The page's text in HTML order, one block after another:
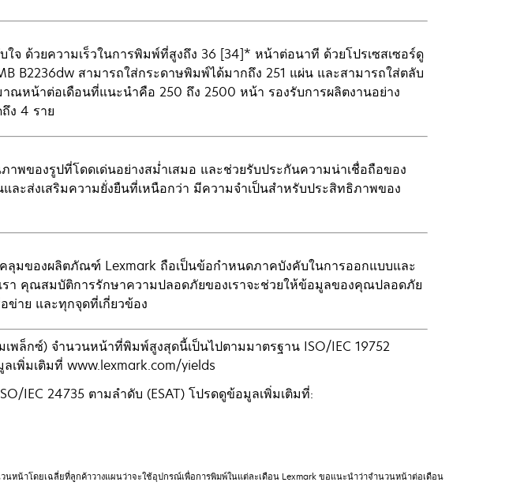
จ ด้วยความเร็วในการพิมพ์ที่สูงถึง 36 [34]* หน้าต่อนาที ด้วยโปรเซสเซอร์ดู
B2236dw สามารถใส่กระดาษพิมพ์ได้มากถึง 251 แผ่น และสามารถใส่ตลับ
หน้าต่อเดือนที่แนะนำคือ 250 ถึง 2500 หน้า รองรับการผลิตงานอย่าง
ง 4 ราย
พของรูปที่โดดเด่นอย่างสม่ำเสมอ และช่วยรับประกันความน่าเชื่อถือของ
ละส่งเสริมความยั่งยืนที่เหนือกว่า มีความจำเป็นสำหรับประสิทธิภาพของ
ลุมของผลิตภัณฑ์ Lexmark ถือเป็นข้อกำหนดภาคบังคับในการออกแบบและ
า คุณสมบัติการรักษาความปลอดภัยของเราจะช่วยให้ข้อมูลของคุณปลอดภัย
ข่าย และทุกจุดที่เกี่ยวข้อง
ล็กซ์) จำนวนหน้าที่พิมพ์สูงสุดนี้เป็นไปตามมาตรฐาน ISO/IEC 19752
พิ่มเติมที่ www.lexmark.com/yields
IEC 24735 ตามลำดับ (ESAT) โปรดดูข้อมูลเพิ่มเติมที่:
าโดยเฉลี่ยที่ลูกค้าวางแผนว่าจะใช้อุปกรณ์เพื่อการพิมพ์ในแต่ละเดือน Lexmark ขอแนะนำว่าจำนวนหน้าต่อเดือน